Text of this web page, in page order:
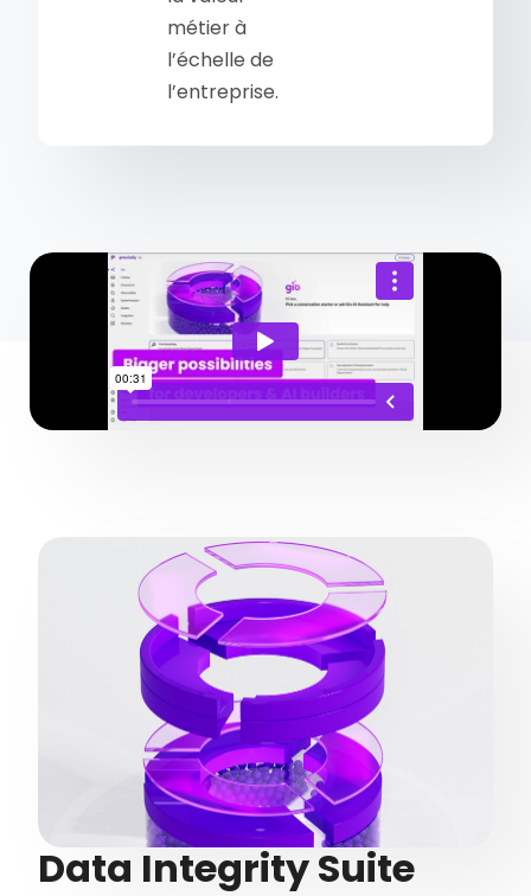
métier à
l’échelle de
l’entreprise.
Data Integrity Suite